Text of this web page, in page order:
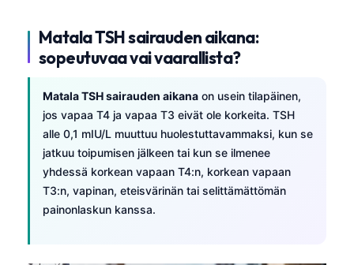
Matala TSH sairauden aikana:
sopeutuvaa vai vaarallista?
Matala TSH sairauden aikana on usein tilapäinen,
jos vapaa T4 ja vapaa T3 eivät ole korkeita. TSH
alle 0,1 mIU/L muuttuu huolestuttavammaksi, kun se
jatkuu toipumisen jälkeen tai kun se ilmenee
yhdessä korkean vapaan T4:n, korkean vapaan
T3:n, vapinan, eteisvärinän tai selittämättömän
painonlaskun kanssa.